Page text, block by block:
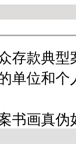
存款典
单位和
书画真